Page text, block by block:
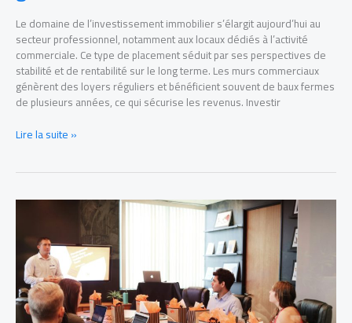
Le domaine de l’investissement immobilier s’élargit aujourd’hui au
secteur professionnel, notamment aux locaux dédiés à l’activité
commerciale. Ce type de placement séduit par ses perspectives de
stabilité et de rentabilité sur le long terme. Les murs commerciaux
génèrent des loyers réguliers et bénéficient souvent de baux fermes
de plusieurs années, ce qui sécurise les revenus. Investir
Lire la suite »
Optimiser
développement
commercial
d’une
entreprise
structurée